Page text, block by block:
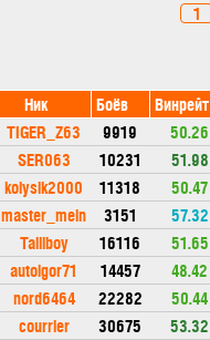
1
Ник Боёв Винрейт
TIGER_Z63 9919 50.26
SER063 10231 51.98
kolysik2000 11318 50.47
master_mein 3151 57.32
Talllboy 16116 51.65
autoigor71 14457 48.42
nord6464 22282 50.44
courrier 30675 53.32